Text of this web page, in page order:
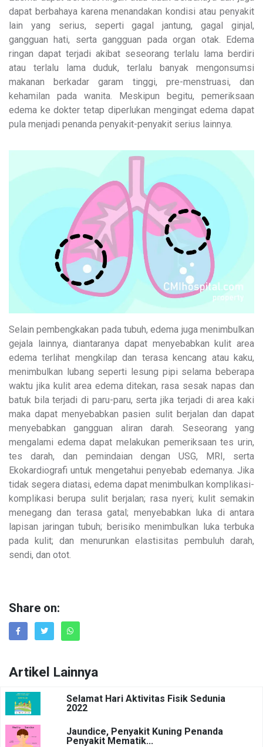
dapat berbahaya karena menandakan kondisi atau penyakit
lain yang serius, seperti gagal jantung, gagal ginjal,
gangguan hati, serta gangguan pada organ otak. Edema
ringan dapat terjadi akibat seseorang terlalu lama berdiri
atau terlalu lama duduk, terlalu banyak mengonsumsi
makanan berkadar garam tinggi, pre-menstruasi, dan
kehamilan pada wanita. Meskipun begitu, pemeriksaan
edema ke dokter tetap diperlukan mengingat edema dapat
pula menjadi penanda penyakit-penyakit serius lainnya.
Selain pembengkakan pada tubuh, edema juga menimbulkan
gejala lainnya, diantaranya dapat menyebabkan kulit area
edema terlihat mengkilap dan terasa kencang atau kaku,
menimbulkan lubang seperti lesung pipi selama beberapa
waktu jika kulit area edema ditekan, rasa sesak napas dan
batuk bila terjadi di paru-paru, serta jika terjadi di area kaki
maka dapat menyebabkan pasien sulit berjalan dan dapat
menyebabkan gangguan aliran darah. Seseorang yang
mengalami edema dapat melakukan pemeriksaan tes urin,
tes darah, dan pemindaian dengan USG, MRI, serta
Ekokardiografi untuk mengetahui penyebab edemanya. Jika
tidak segera diatasi, edema dapat menimbulkan komplikasi-
komplikasi berupa sulit berjalan; rasa nyeri; kulit semakin
menegang dan terasa gatal; menyebabkan luka di antara
lapisan jaringan tubuh; berisiko menimbulkan luka terbuka
pada kulit; dan menurunkan elastisitas pembuluh darah,
sendi, dan otot.
Share on:
Artikel Lainnya
Selamat Hari Aktivitas Fisik Sedunia
2022
Jaundice, Penyakit Kuning Penanda
Penyakit Mematik...